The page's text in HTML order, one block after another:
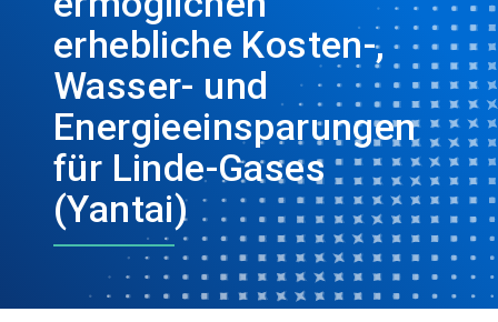
erhebliche Kosten-,
Wasser- und
Energieeinsparungen
für Linde-Gases
(Yantai)